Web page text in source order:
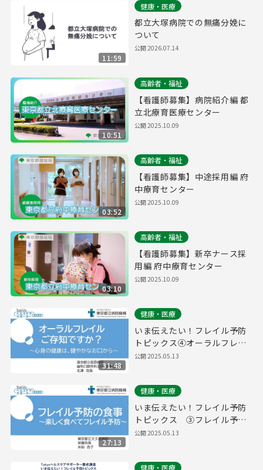
11:59
健康・医療
都立大塚病院での無痛分娩に
ついて
公開2026.07.14
10:51
高齢者・福祉
【看護師募集】病院紹介編 都
立北療育医療センター
公開2025.10.09
03:52
高齢者・福祉
【看護師募集】中途採用編 府
中療育センター
公開2025.10.09
03:10
高齢者・福祉
【看護師募集】新卒ナース採
用編 府中療育センター
公開2025.10.09
31:48
健康・医療
いま伝えたい！フレイル予防
トピックス④オーラルフレイ
ルご存知ですか？ ～心身の健
公開2025.05.13
27:13
健康・医療
いま伝えたい！フレイル予防
トピックス ③フレイル予防
の食事 ～楽しく食べてフレイ
公開2025.05.13
健康・医療